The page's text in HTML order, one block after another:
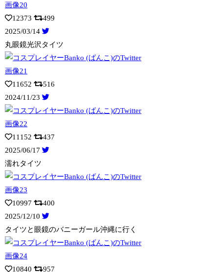
12373
499
2025/03/14
丸眼鏡光沢タイツ
11652
516
2024/11/23
11152
437
2025/06/17
濡れタイツ
10997
400
2025/12/10
タイツと眼鏡のバニーガール沖縄に行く
10840 957